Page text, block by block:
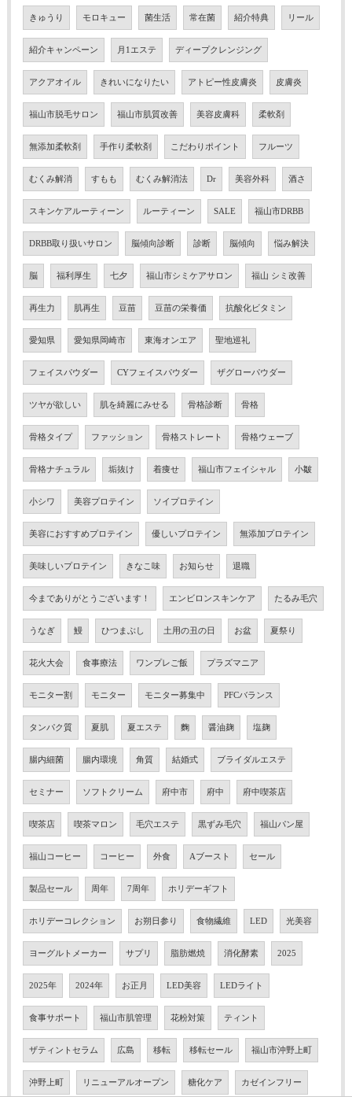
きゅうり モロキュー 菌生活 常在菌 紹介特典 リール
紹介キャンペーン 月1エステ ディープクレンジング
アクアオイル きれいになりたい アトピー性皮膚炎 皮膚炎
福山市脱毛サロン 福山市肌質改善 美容皮膚科 柔軟剤
無添加柔軟剤 手作り柔軟剤 こだわりポイント フルーツ
むくみ解消 すもも むくみ解消法 Dr 美容外科 酒さ
スキンケアルーティーン ルーティーン SALE 福山市DRBB
DRBB取り扱いサロン 脳傾向診断 診断 脳傾向 悩み解決
脳 福利厚生 七夕 福山市シミケアサロン 福山 シミ改善
再生力 肌再生 豆苗 豆苗の栄養価 抗酸化ビタミン
愛知県 愛知県岡崎市 東海オンエア 聖地巡礼
フェイスパウダー CYフェイスパウダー ザグローパウダー
ツヤが欲しい 肌を綺麗にみせる 骨格診断 骨格
骨格タイプ ファッション 骨格ストレート 骨格ウェーブ
骨格ナチュラル 垢抜け 着痩せ 福山市フェイシャル 小皺
小シワ 美容プロテイン ソイプロテイン
美容におすすめプロテイン 優しいプロテイン 無添加プロテイン
美味しいプロテイン きなこ味 お知らせ 退職
今までありがとうございます！ エンビロンスキンケア たるみ毛穴
うなぎ 鰻 ひつまぶし 土用の丑の日 お盆 夏祭り
花火大会 食事療法 ワンプレご飯 プラズマニア
モニター割 モニター モニター募集中 PFCバランス
タンパク質 夏肌 夏エステ 麴 醤油麹 塩麹
腸内細菌 腸内環境 角質 結婚式 ブライダルエステ
セミナー ソフトクリーム 府中市 府中 府中喫茶店
喫茶店 喫茶マロン 毛穴エステ 黒ずみ毛穴 福山パン屋
福山コーヒー コーヒー 外食 Aブースト セール
製品セール 周年 7周年 ホリデーギフト
ホリデーコレクション お朔日参り 食物繊維 LED 光美容
ヨーグルトメーカー サプリ 脂肪燃焼 消化酵素 2025
2025年 2024年 お正月 LED美容 LEDライト
食事サポート 福山市肌管理 花粉対策 ティント
ザティントセラム 広島 移転 移転セール 福山市沖野上町
沖野上町 リニューアルオープン 糖化ケア カゼインフリー